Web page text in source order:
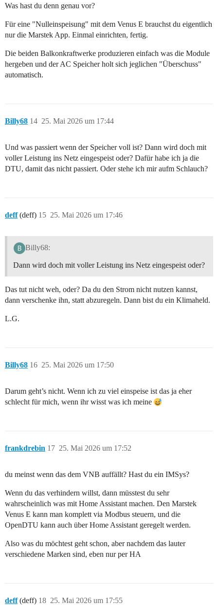
Was hast du denn genau vor?
Für eine "Nulleinspeisung" mit dem Venus E brauchst du eigentlich
nur die Marstek App. Einmal einrichten, fertig.
Die beiden Balkonkraftwerke produzieren einfach was die Module
hergeben und der AC Speicher holt sich jeglichen "Überschuss"
automatisch.
Billy68 25. Mai 2026 um 17:44
14
Und was passiert wenn der Speicher voll ist? Dann wird doch mit
voller Leistung ins Netz eingespeist oder? Dafür habe ich ja die
DTU, damit das nicht passiert. Oder stehe ich mir aufm Schlauch?
deff (deff) 25. Mai 2026 um 17:46
15
Billy68:
Dann wird doch mit voller Leistung ins Netz eingespeist oder?
Das tut nicht weh, oder? Da du den Strom nicht nutzen kannst,
dann verschenke ihn, statt abzuregeln. Dann bist du ein Klimaheld.
L.G.
Billy68 25. Mai 2026 um 17:50
16
Darum geht’s nicht. Wenn ich zu viel einspeise ist das ja eher
schlecht für mich, wenn ihr wisst was ich meine
frankdrebin 25. Mai 2026 um 17:52
17
du meinst wenn das dem VNB auffällt? Hast du ein IMSys?
Wenn du das verhindern willst, dann müsstest du sehr
wahrscheinlich was mit Home Assistant machen. Den Marstek
Venus E kann man komplett via Modbus steuern, und die
OpenDTU kann auch über Home Assistant geregelt werden.
Also was du möchtest geht schon, aber nachdem das lauter
verschiedene Marken sind, eben nur per HA
deff (deff) 25. Mai 2026 um 17:55
18